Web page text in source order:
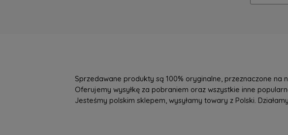
Sprzedawane produkty są 100% oryginalne, przeznaczone
Oferujemy wysyłkę za pobraniem oraz wszystkie inne
Jesteśmy polskim sklepem, wysyłamy towary z Polski.